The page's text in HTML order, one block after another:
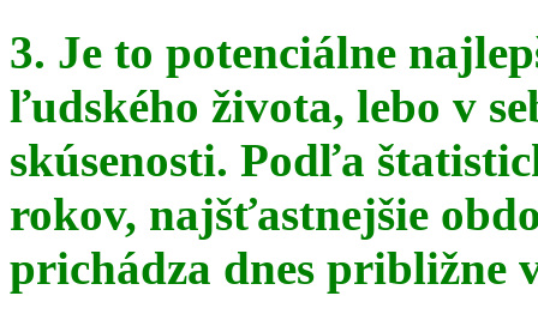
3. Je to potenciálne
ľudského života, lebo v
skúsenosti. Podľa
rokov, najšťastnejšie
prichádza dnes približne